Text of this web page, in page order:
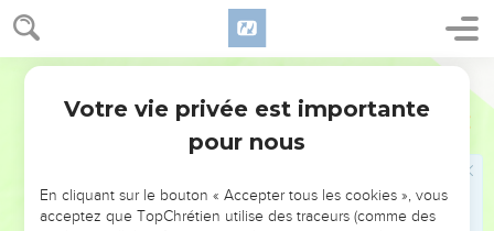
Hébreux 8
n'aurait pas été question de la remplacer par une seconde.
De fait, c'est bien comme un reproche que le Seigneur dit à
son peuple : Voici que les jours viennent, dit le Seigneur, où
je conclurai avec la communauté d'Israël et la communauté
de Juda une alliance nouvelle.
leurs ancêtres le jour où je les ai pris par la main pour les
faire sortir d'Egypte. Comme ils n'ont pas persévéré dans
Votre vie privée est importante
pour nous
En cliquant sur le bouton « Accepter tous les cookies », vous
acceptez que TopChrétien utilise des traceurs (comme des